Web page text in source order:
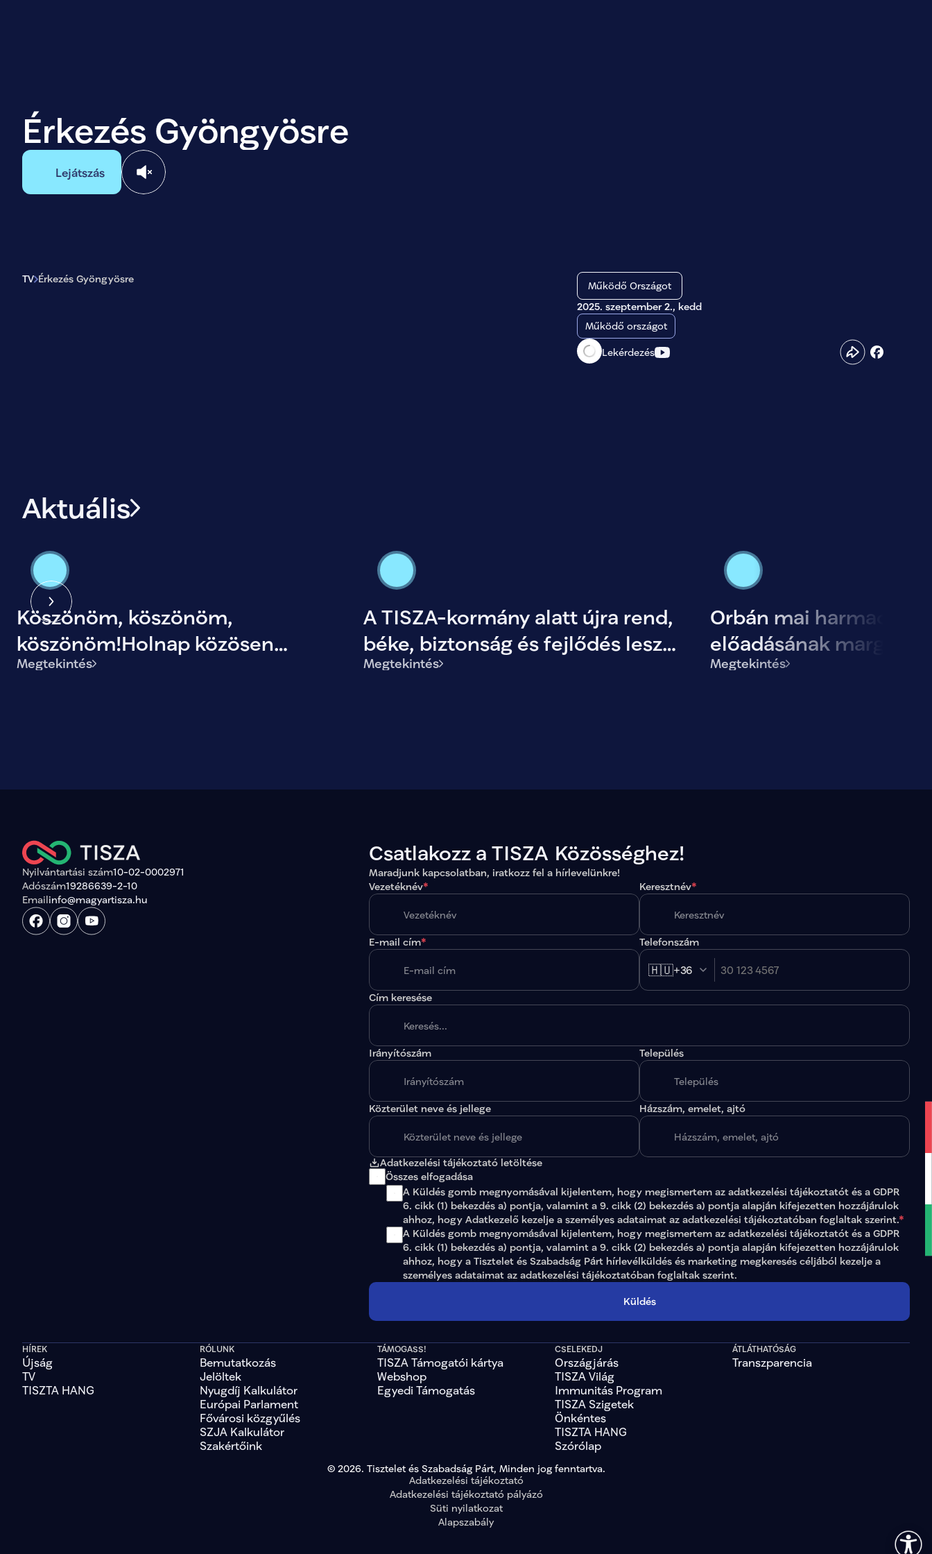
Érkezés Gyöngyösre
Lejátszás
TV Érkezés Gyöngyösre
Működő Országot
2025. szeptember 2., kedd
Működő országot
Lekérdezés
Aktuális
Köszönöm, köszönöm,
köszönöm!Holnap közösen
történelmet írunk!
Megtekintés
A TISZA-kormány alatt újra rend,
béke, biztonság és fejlődés lesz
Magyarországon.
Megtekintés
Orbán mai
előadásának margójára
Megtekintés
Nyilvántartási szám10-02-0002971
Adószám19286639-2-10
Emailinfo@magyartisza.hu
Csatlakozz a TISZA Közösséghez!
Maradjunk kapcsolatban, iratkozz fel a hírlevelünkre!
Vezetéknév* Keresztnév*
E-mail cím* Telefonszám
🇭🇺+36
Cím keresése
Irányítószám Település
Közterület neve és jellege Házszám, emelet, ajtó
Adatkezelési tájékoztató letöltése
Összes elfogadása
A Küldés gomb megnyomásával kijelentem, hogy megismertem az adatkezelési tájékoztatót és a GDPR
6. cikk (1) bekezdés a) pontja, valamint a 9. cikk (2) bekezdés a) pontja alapján kifejezetten hozzájárulok
ahhoz, hogy Adatkezelő kezelje a személyes adataimat az adatkezelési tájékoztatóban foglaltak szerint.*
A Küldés gomb megnyomásával kijelentem, hogy megismertem az adatkezelési tájékoztatót és a GDPR
6. cikk (1) bekezdés a) pontja, valamint a 9. cikk (2) bekezdés a) pontja alapján kifejezetten hozzájárulok
ahhoz, hogy a Tisztelet és Szabadság Párt hírlevélküldés és marketing megkeresés céljából kezelje a
személyes adataimat az adatkezelési tájékoztatóban foglaltak szerint.
Küldés
HÍREK
Újság
TV
TISZTA HANG
RÓLUNK
Bemutatkozás
Jelöltek
Nyugdíj Kalkulátor
Európai Parlament
Fővárosi közgyűlés
SZJA Kalkulátor
Szakértőink
TÁMOGASS!
TISZA Támogatói kártya
Webshop
Egyedi Támogatás
CSELEKEDJ
Országjárás
TISZA Világ
Immunitás Program
TISZA Szigetek
Önkéntes
TISZTA HANG
Szórólap
ÁTLÁTHATÓSÁG
Transzparencia
© 2026. Tisztelet és Szabadság Párt, Minden jog fenntartva.
Adatkezelési tájékoztató
Adatkezelési tájékoztató pályázó
Süti nyilatkozat
Alapszabály